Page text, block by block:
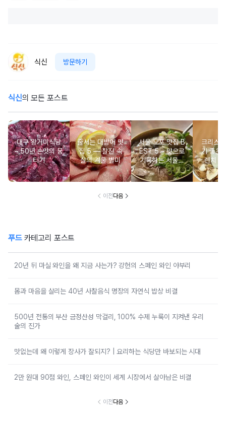
식신 방문하기
식신의 모든 포스트
대구 왕거미식당
– 50년 손맛의 뭉
티기
줄서는 대방어 맛
집 5 ― 찰진 속
살의 겨울 별미
서울 노포 맛집 B
EST 5 – 맛으로
기록하는 서울의
시간
크리스
기 좋은
렌치
이전다음
푸드카테고리 포스트
20년 뒤 마실 와인을 왜 지금 사는가? 강헌의 스페인 와인 야부리
몸과 마음을 살리는 40년 사찰음식 명장의 자연식 밥상 비결
500년 전통의 부산 금정산성 막걸리, 100% 수제 누룩이 지켜낸 우리
술의 진가
맛없는데 왜 이렇게 장사가 잘되지? | 요리하는 식당만 바보되는 시대
2만 원대 90점 와인, 스페인 와인이 세계 시장에서 살아남은 비결
이전다음